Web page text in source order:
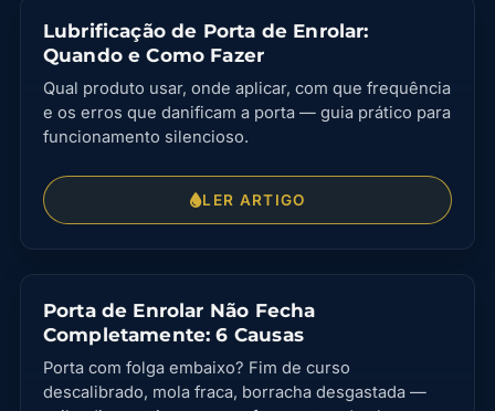
Lubrificação de Porta de Enrolar:
Quando e Como Fazer
Qual produto usar, onde aplicar, com que frequência
e os erros que danificam a porta — guia prático para
funcionamento silencioso.
LER ARTIGO
Porta de Enrolar Não Fecha
Completamente: 6 Causas
Porta com folga embaixo? Fim de curso
descalibrado, mola fraca, borracha desgastada —